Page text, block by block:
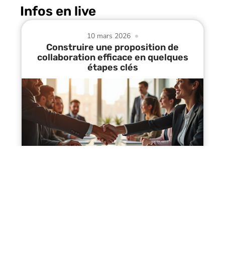
Infos en live
10 mars 2026
Construire une proposition de
collaboration efficace en quelques
étapes clés